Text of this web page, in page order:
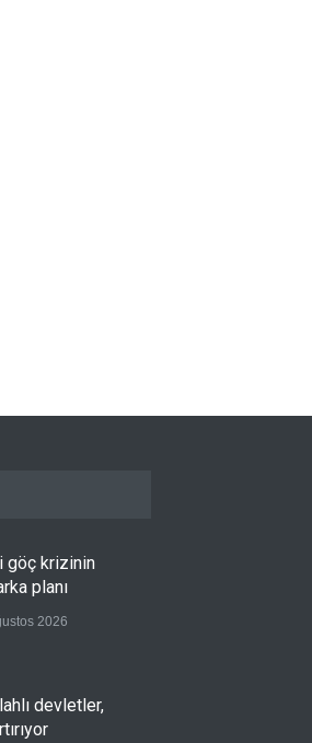
göç krizinin
planı
2026
devletler,